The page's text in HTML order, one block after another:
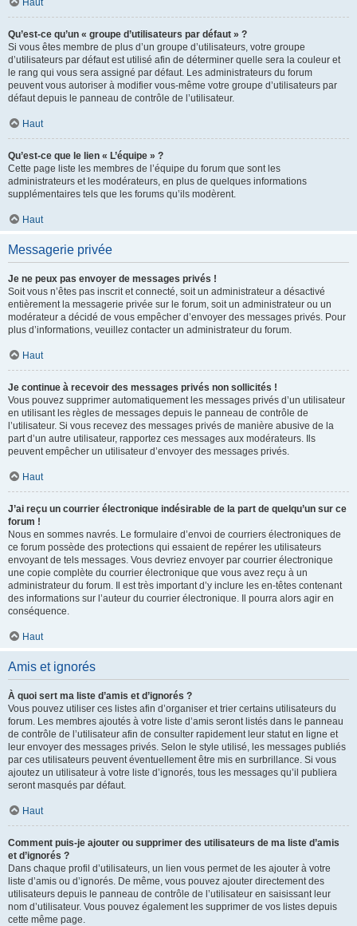
Haut
Qu’est-ce qu’un « groupe d’utilisateurs par défaut » ?
Si vous êtes membre de plus d’un groupe d’utilisateurs, votre groupe
d’utilisateurs par défaut est utilisé afin de déterminer quelle sera la couleur et
le rang qui vous sera assigné par défaut. Les administrateurs du forum
peuvent vous autoriser à modifier vous-même votre groupe d’utilisateurs par
défaut depuis le panneau de contrôle de l’utilisateur.
Haut
Qu’est-ce que le lien « L’équipe » ?
Cette page liste les membres de l’équipe du forum que sont les
administrateurs et les modérateurs, en plus de quelques informations
supplémentaires tels que les forums qu’ils modèrent.
Haut
Messagerie privée
Je ne peux pas envoyer de messages privés !
Soit vous n’êtes pas inscrit et connecté, soit un administrateur a désactivé
entièrement la messagerie privée sur le forum, soit un administrateur ou un
modérateur a décidé de vous empêcher d’envoyer des messages privés. Pour
plus d’informations, veuillez contacter un administrateur du forum.
Haut
Je continue à recevoir des messages privés non sollicités !
Vous pouvez supprimer automatiquement les messages privés d’un utilisateur
en utilisant les règles de messages depuis le panneau de contrôle de
l’utilisateur. Si vous recevez des messages privés de manière abusive de la
part d’un autre utilisateur, rapportez ces messages aux modérateurs. Ils
peuvent empêcher un utilisateur d’envoyer des messages privés.
Haut
J’ai reçu un courrier électronique indésirable de la part de quelqu’un sur ce
forum !
Nous en sommes navrés. Le formulaire d’envoi de courriers électroniques de
ce forum possède des protections qui essaient de repérer les utilisateurs
envoyant de tels messages. Vous devriez envoyer par courrier électronique
une copie complète du courrier électronique que vous avez reçu à un
administrateur du forum. Il est très important d’y inclure les en-têtes contenant
des informations sur l’auteur du courrier électronique. Il pourra alors agir en
conséquence.
Haut
Amis et ignorés
À quoi sert ma liste d’amis et d’ignorés ?
Vous pouvez utiliser ces listes afin d’organiser et trier certains utilisateurs du
forum. Les membres ajoutés à votre liste d’amis seront listés dans le panneau
de contrôle de l’utilisateur afin de consulter rapidement leur statut en ligne et
leur envoyer des messages privés. Selon le style utilisé, les messages publiés
par ces utilisateurs peuvent éventuellement être mis en surbrillance. Si vous
ajoutez un utilisateur à votre liste d’ignorés, tous les messages qu’il publiera
seront masqués par défaut.
Haut
Comment puis-je ajouter ou supprimer des utilisateurs de ma liste d’amis
et d’ignorés ?
Dans chaque profil d’utilisateurs, un lien vous permet de les ajouter à votre
liste d’amis ou d’ignorés. De même, vous pouvez ajouter directement des
utilisateurs depuis le panneau de contrôle de l’utilisateur en saisissant leur
nom d’utilisateur. Vous pouvez également les supprimer de vos listes depuis
cette même page.